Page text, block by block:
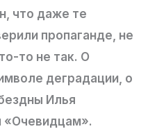
что даже те
пропаганде, не
то не так. О
деградации, о
Илья
«Очевидцам».